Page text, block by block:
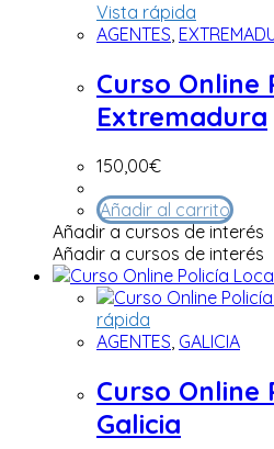
Vista rápida
AGENTES,
Curso Online
Extremadura
150,00€
Añadir al carrito
Añadir a cursos de interés
Añadir a cursos de interés
rápida
AGENTES, GALICIA
Curso Online
Galicia